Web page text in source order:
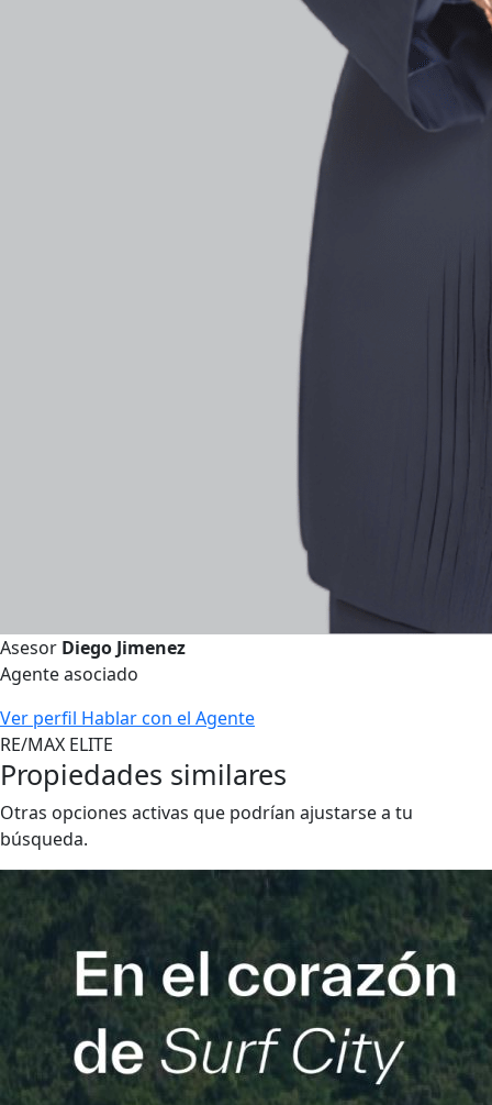
Asesor Diego Jimenez
Agente asociado
Ver perfil Hablar con el Agente
RE/MAX ELITE
Propiedades similares
Otras opciones activas que podrían ajustarse a tu
búsqueda.